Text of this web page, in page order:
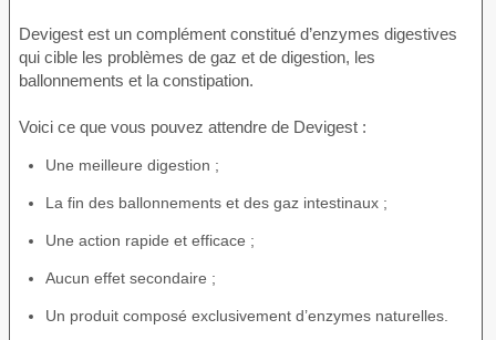
Devigest est un complément constitué d’enzymes digestives
qui cible les problèmes de gaz et de digestion, les
ballonnements et la constipation.
Voici ce que vous pouvez attendre de Devigest :
Une meilleure digestion ;
La fin des ballonnements et des gaz intestinaux ;
Une action rapide et efficace ;
Aucun effet secondaire ;
Un produit composé exclusivement d’enzymes naturelles.